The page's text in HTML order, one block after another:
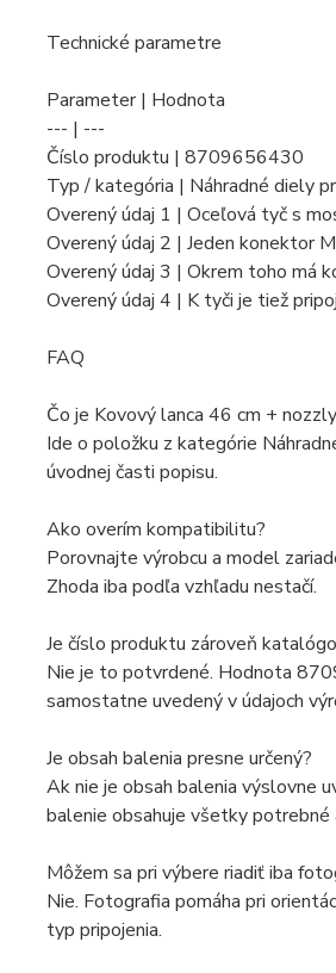
Technické parametre
Parameter | Hodnota
--- | ---
Číslo produktu | 8709656430
Typ / kategória | Náhradné diely
Overený údaj 1 | Oceľová tyč s
Overený údaj 2 | Jeden konektor
Overený údaj 3 | Okrem toho má
Overený údaj 4 | K tyči je tiež
FAQ
Čo je Kovový lanca 46 cm +
Ide o položku z kategórie
úvodnej časti popisu.
Ako overím kompatibilitu?
Porovnajte výrobcu a model
Zhoda iba podľa vzhľadu nestačí.
Je číslo produktu zároveň
Nie je to potvrdené. Hodnota
samostatne uvedený v údajoch
Je obsah balenia presne určený?
Ak nie je obsah balenia výslovne
balenie obsahuje všetky
Môžem sa pri výbere riadiť iba
Nie. Fotografia pomáha pri
typ pripojenia.